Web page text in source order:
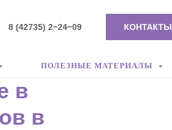
8 (42735) 2−24−09 КОНТАКТЫ
ПОЛЕЗНЫЕ МАТЕРИАЛЫ
в
в